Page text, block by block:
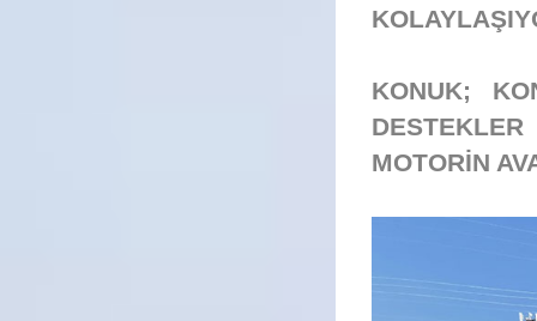
KONUK;
MOTORİN